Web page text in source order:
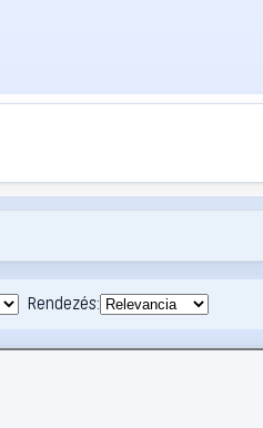
Rendezés: